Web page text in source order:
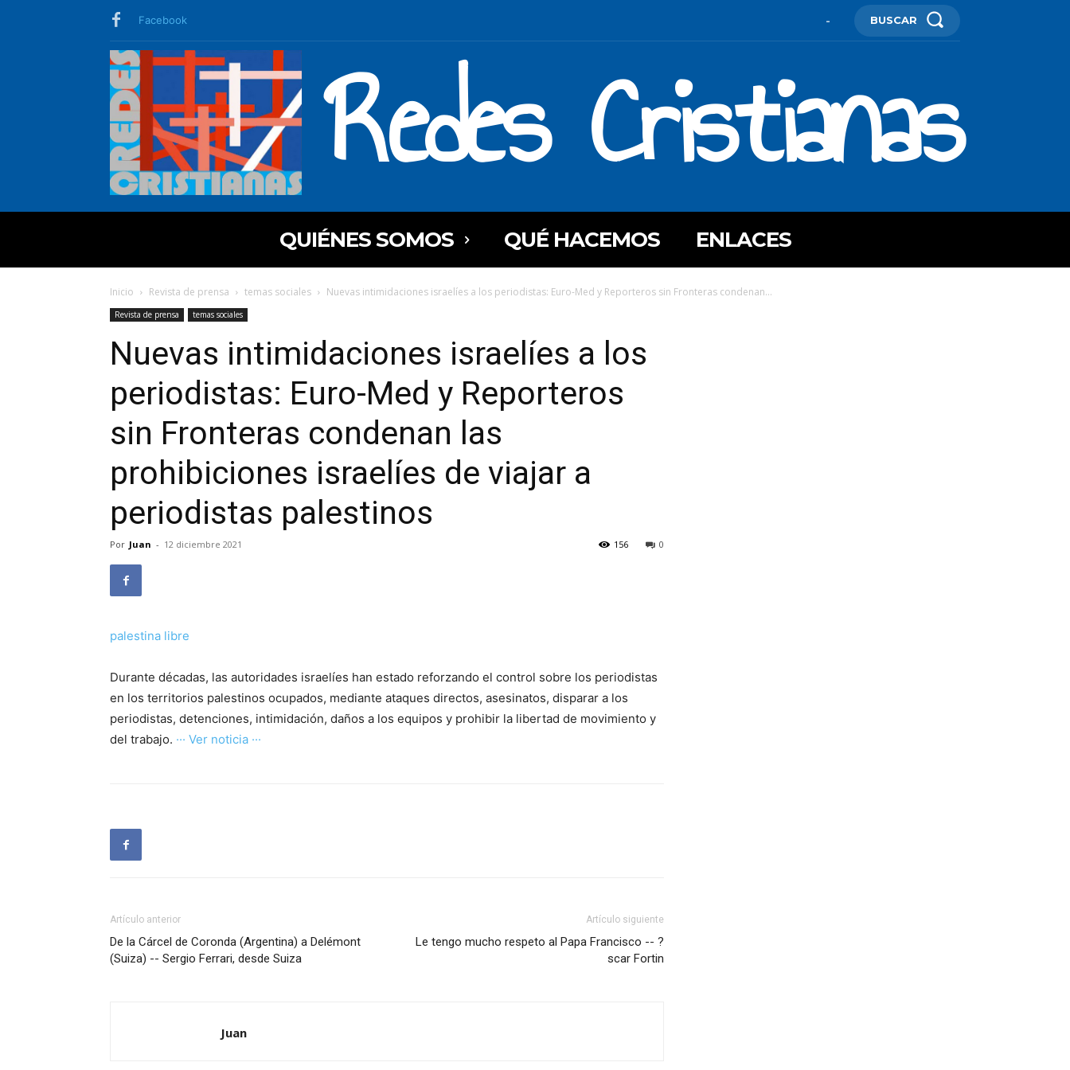
Facebook - BUSCAR
Redes Cristianas
QUIÉNES SOMOS QUÉ HACEMOS ENLACES
Inicio Revista de prensa temas sociales Nuevas intimidaciones israelíes a los periodistas: Euro-Med y Reporteros sin Fronteras condenan...
Revista de prensa temas sociales
Nuevas intimidaciones israelíes a los
periodistas: Euro-Med y Reporteros
sin Fronteras condenan las
prohibiciones israelíes de viajar a
periodistas palestinos
Por Juan - 12 diciembre 2021 0
156
palestina libre
Durante décadas, las autoridades israelíes han estado reforzando el control sobre los periodistas
en los territorios palestinos ocupados, mediante ataques directos, asesinatos, disparar a los
periodistas, detenciones, intimidación, daños a los equipos y prohibir la libertad de movimiento y
del trabajo. ··· Ver noticia ···
Artículo anterior
De la Cárcel de Coronda (Argentina) a Delémont
(Suiza) -- Sergio Ferrari, desde Suiza
Artículo siguiente
Le tengo mucho respeto al Papa Francisco -- ?
scar Fortin
Juan